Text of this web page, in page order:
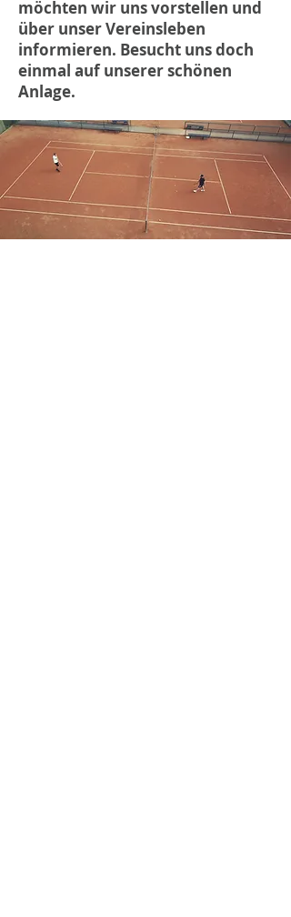
möchten wir uns vorstellen und
über unser Vereinsleben
informieren. Besucht uns doch
einmal auf unserer schönen
Anlage.